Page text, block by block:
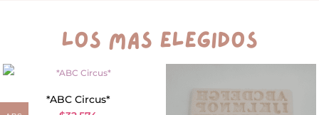
los más elegidos
*ABC Circus*